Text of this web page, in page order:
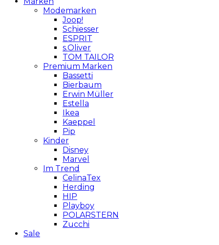
Modemarken
Joop!
Schiesser
ESPRIT
s.Oliver
TOM TAILOR
Premium Marken
Bassetti
Bierbaum
Erwin Müller
Estella
Ikea
Kaeppel
Pip
Kinder
Disney
Marvel
Im Trend
CelinaTex
Herding
HIP
Playboy
POLARSTERN
Zucchi
Sale